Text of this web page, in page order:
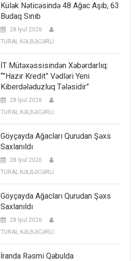
Külək Nəticəsində 48 Ağac Aşıb, 63
Budaq Sınıb
28 İyul 2026
TURAL KƏLBƏCƏRLİ
İT Mütəxəssisindən Xəbərdarlıq:
“”Hazır Kredit” Vədləri Yeni
Kiberdələduzluq Tələsidir”
28 İyul 2026
TURAL KƏLBƏCƏRLİ
Göyçayda Ağacları Qurudan Şəxs
Saxlanıldı
28 İyul 2026
TURAL KƏLBƏCƏRLİ
Göyçayda Ağacları Qurudan Şəxs
Saxlanıldı
28 İyul 2026
TURAL KƏLBƏCƏRLİ
İranda Rəsmi Qəbulda